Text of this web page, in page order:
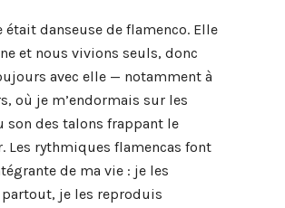
était danseuse de flamenco. Elle
et nous vivions seuls, donc
avec elle — notamment à
où je m’endormais sur les
son des talons frappant le
Les rythmiques flamencas font
de ma vie : je les
je les reproduis